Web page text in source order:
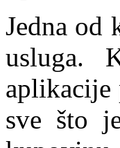
Jedna od
usluga.
aplikacije
sve što